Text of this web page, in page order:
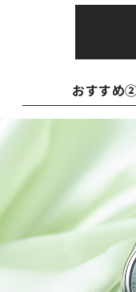
おすすめ